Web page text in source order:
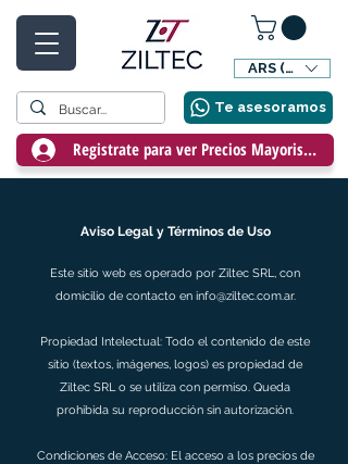
ARS ($)
Registrate para ver Precios Mayoristas
Te asesoramos
Aviso Legal y Términos de Uso
Este sitio web es operado por Ziltec SRL, con
domicilio de contacto en info@ziltec.com.ar.
Propiedad Intelectual: Todo el contenido de este
sitio (textos, imágenes, logos) es propiedad de
Ziltec SRL o se utiliza con permiso. Queda
prohibida su reproducción sin autorización.
Condiciones de Acceso: El acceso a los precios de